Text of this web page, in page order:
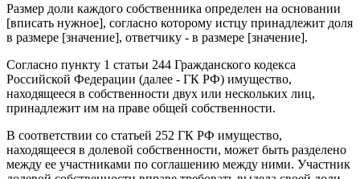
Размер доли каждого собственника определен на основании
[вписать нужное], согласно которому истцу принадлежит доля
в размере [значение], ответчику - в размере [значение].
Согласно пункту 1 статьи 244 Гражданского кодекса
Российской Федерации (далее - ГК РФ) имущество,
находящееся в собственности двух или нескольких лиц,
принадлежит им на праве общей собственности.
В соответствии со статьей 252 ГК РФ имущество,
находящееся в долевой собственности, может быть разделено
между ее участниками по соглашению между ними. Участник